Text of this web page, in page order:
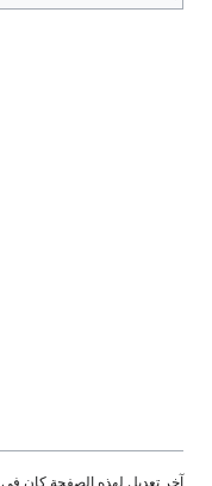
آخر تعديل لهذه الصفحة كان في 19:44, 18 يونيو 2009.